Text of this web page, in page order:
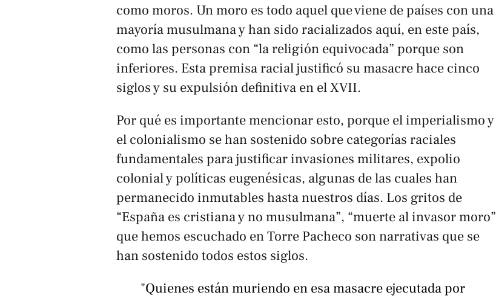
como moros. Un moro es todo aquel que viene de países con una
mayoría musulmana y han sido racializados aquí, en este país,
como las personas con “la religión equivocada” porque son
inferiores. Esta premisa racial justificó su masacre hace cinco
siglos y su expulsión definitiva en el XVII.
Por qué es importante mencionar esto, porque el imperialismo y
el colonialismo se han sostenido sobre categorías raciales
fundamentales para justificar invasiones militares, expolio
colonial y políticas eugenésicas, algunas de las cuales han
permanecido inmutables hasta nuestros días. Los gritos de
“España es cristiana y no musulmana”, “muerte al invasor moro”
que hemos escuchado en Torre Pacheco son narrativas que se
han sostenido todos estos siglos.
"Quienes están muriendo en esa masacre ejecutada por